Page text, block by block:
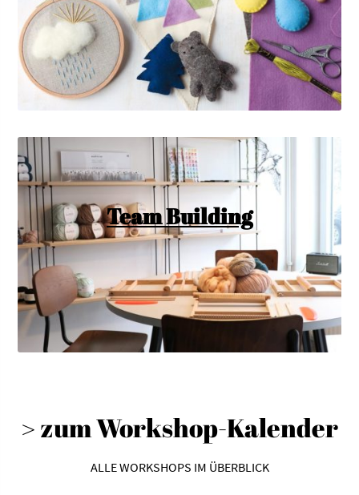
Team Building
> zum Workshop-Kalender
ALLE WORKSHOPS IM ÜBERBLICK